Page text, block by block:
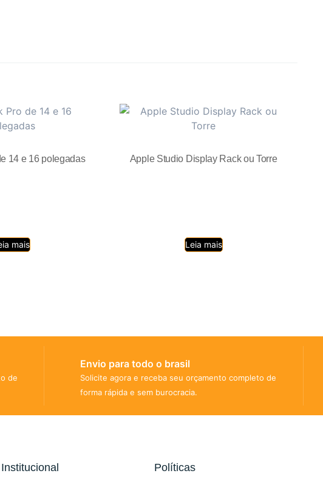
14 e 16 polegadas
mais
Apple Studio Display Rack ou Torre
Leia mais
de
Envio para todo o brasil
Solicite agora e receba seu orçamento completo de
forma rápida e sem burocracia.
Institucional Políticas